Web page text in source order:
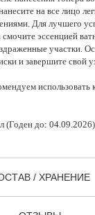
на все лицо
Для лучшего
эссенцией
участки.
и завершите свой
(Годен до: 04.09.2026)
/ ХРАНЕНИЕ